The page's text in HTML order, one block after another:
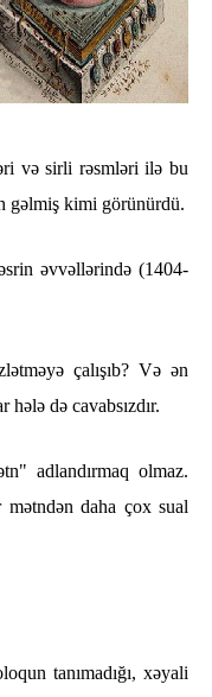
və sirli rəsmləri ilə bu
gəlmiş kimi görünürdü.
əvvəllərində (1404-
çalışıb? Və ən
hələ də cavabsızdır.
adlandırmaq olmaz.
daha çox sual
tanımadığı, xəyali